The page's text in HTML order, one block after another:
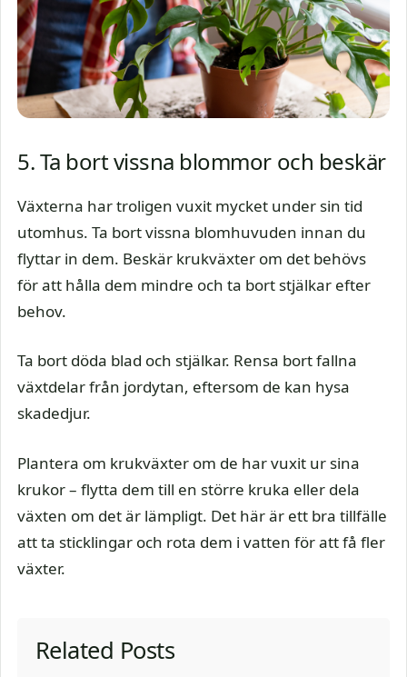
5. Ta bort vissna blommor och beskär
Växterna har troligen vuxit mycket under sin tid
utomhus. Ta bort vissna blomhuvuden innan du
flyttar in dem. Beskär krukväxter om det behövs
för att hålla dem mindre och ta bort stjälkar efter
behov.
Ta bort döda blad och stjälkar. Rensa bort fallna
växtdelar från jordytan, eftersom de kan hysa
skadedjur.
Plantera om krukväxter om de har vuxit ur sina
krukor – flytta dem till en större kruka eller dela
växten om det är lämpligt. Det här är ett bra tillfälle
att ta sticklingar och rota dem i vatten för att få fler
växter.
Related Posts